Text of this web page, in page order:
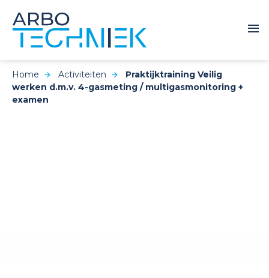
Home Activiteiten
Praktijktraining Veilig
werken d.m.v. 4-gasmeting / multigasmonitoring +
examen